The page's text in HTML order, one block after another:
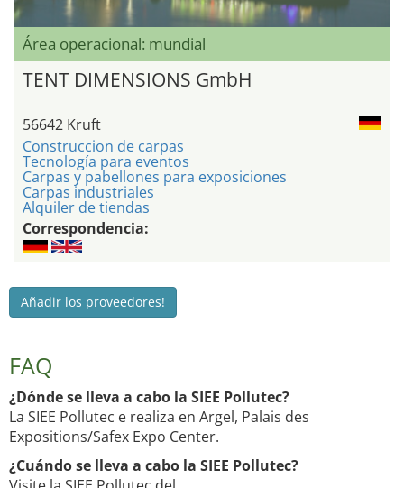
Área operacional: mundial
TENT DIMENSIONS GmbH
56642 Kruft
Construccion de carpas
Tecnología para eventos
Carpas y pabellones para exposiciones
Carpas industriales
Alquiler de tiendas
Correspondencia:
Añadir los proveedores!
FAQ
¿Dónde se lleva a cabo la SIEE Pollutec?
La SIEE Pollutec e realiza en Argel, Palais des
Expositions/Safex Expo Center.
¿Cuándo se lleva a cabo la SIEE Pollutec?